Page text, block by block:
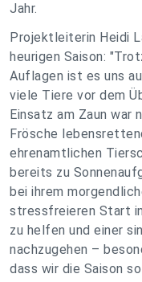
Jahr.
Projektleiterin Heidi
heurigen Saison:
Auflagen ist es uns
viele Tiere vor dem
Einsatz am Zaun war
Frösche
ehrenamtlichen
bereits zu
bei ihrem
stressfreieren Start
zu helfen und einer
nachzugehen –
dass wir die Saison